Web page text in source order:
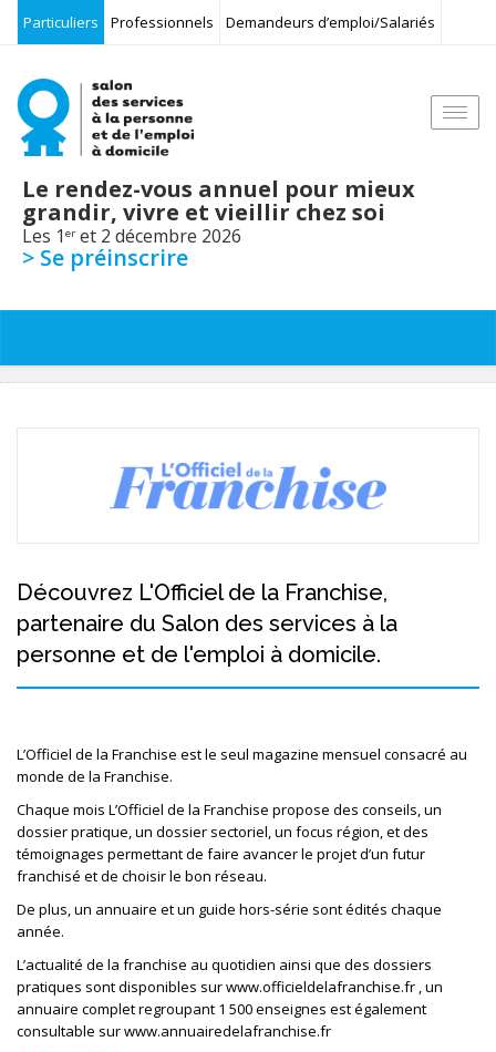
Particuliers Professionnels Demandeurs d’emploi/Salariés
Le rendez-vous annuel pour mieux
grandir, vivre et vieillir chez soi
Les 1 er et 2 décembre 2026
> Se préinscrire
Découvrez L'Officiel de la Franchise,
partenaire du Salon des services à la
personne et de l'emploi à domicile.
L’Officiel de la Franchise est le seul magazine mensuel consacré au
monde de la Franchise.
Chaque mois L’Officiel de la Franchise propose des conseils, un
dossier pratique, un dossier sectoriel, un focus région, et des
témoignages permettant de faire avancer le projet d’un futur
franchisé et de choisir le bon réseau.
De plus, un annuaire et un guide hors-série sont édités chaque
année.
L’actualité de la franchise au quotidien ainsi que des dossiers
pratiques sont disponibles sur www.officieldelafranchise.fr , un
annuaire complet regroupant 1 500 enseignes est également
consultable sur www.annuairedelafranchise.fr